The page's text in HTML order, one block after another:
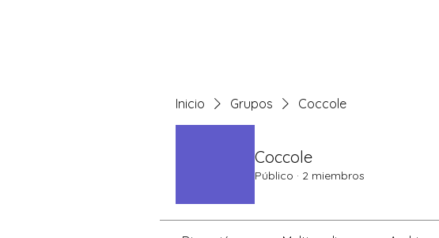
Inicio Grupos Coccole
Coccole
Público · 2 miembros